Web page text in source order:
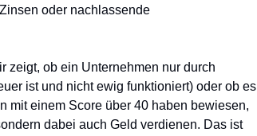
oder nachlassende
zeigt, ob ein Unternehmen nur durch
ist und nicht ewig funktioniert) oder ob es
mit einem Score über 40 haben bewiesen,
dabei auch Geld verdienen. Das ist